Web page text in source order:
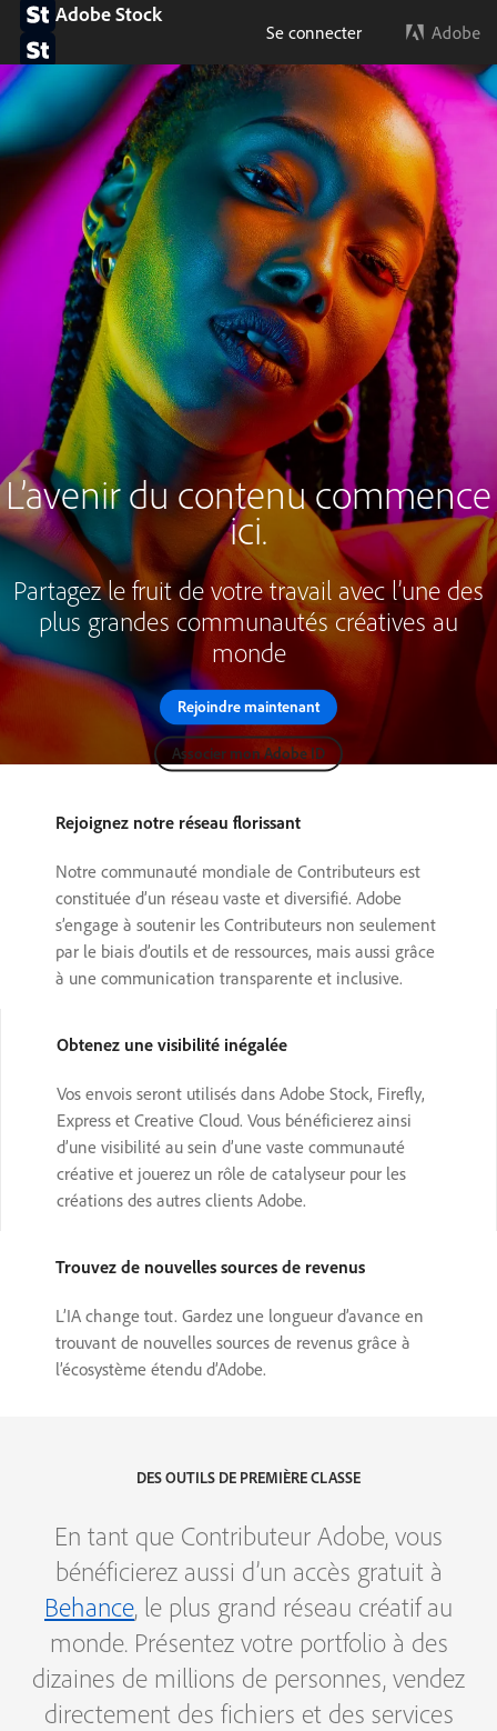
Adobe Stock
Se connecter
L’avenir du contenu commence
ici.
Partagez le fruit de votre travail avec l’une des
plus grandes communautés créatives au
monde
Rejoindre maintenant
Associer mon Adobe ID
Rejoignez notre réseau florissant
Notre communauté mondiale de Contributeurs est
constituée d’un réseau vaste et diversifié. Adobe
s’engage à soutenir les Contributeurs non seulement
par le biais d’outils et de ressources, mais aussi grâce
à une communication transparente et inclusive.
Obtenez une visibilité inégalée
Vos envois seront utilisés dans Adobe Stock, Firefly,
Express et Creative Cloud. Vous bénéficierez ainsi
d’une visibilité au sein d’une vaste communauté
créative et jouerez un rôle de catalyseur pour les
créations des autres clients Adobe.
Trouvez de nouvelles sources de revenus
L’IA change tout. Gardez une longueur d’avance en
trouvant de nouvelles sources de revenus grâce à
l’écosystème étendu d’Adobe.
DES OUTILS DE PREMIÈRE CLASSE
En tant que Contributeur Adobe, vous
bénéficierez aussi d’un accès gratuit à
Behance, le plus grand réseau créatif au
monde. Présentez votre portfolio à des
dizaines de millions de personnes, vendez
directement des fichiers et des services